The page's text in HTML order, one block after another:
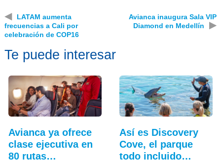
◀
LATAM aumenta
frecuencias a Cali por
celebración de COP16
Avianca inaugura Sala VIP
Diamond en Medellín
▶
Te puede interesar
Avianca ya ofrece
clase ejecutiva en
80 rutas…
Así es Discovery
Cove, el parque
todo incluido